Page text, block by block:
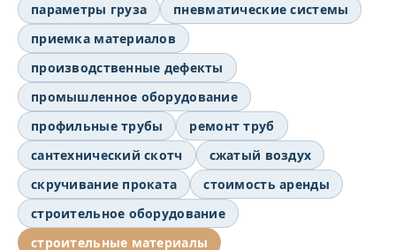
параметры груза
пневматические системы
приемка материалов
производственные дефекты
промышленное оборудование
профильные трубы
ремонт труб
сантехнический скотч
сжатый воздух
скручивание проката
стоимость аренды
строительное оборудование
строительные материалы